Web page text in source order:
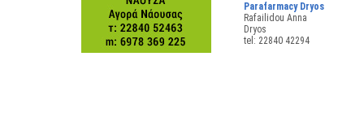
Parafarmacy Dryos
Rafailidou Anna
Dryos
tel: 22840 42294